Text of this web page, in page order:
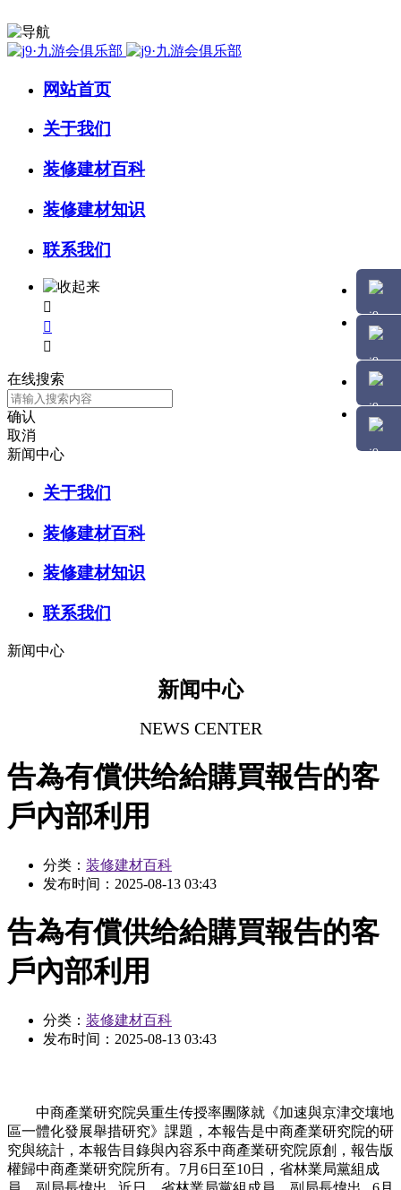
网站首页
关于我们
装修建材百科
装修建材知识
联系我们



在线搜索
确认
取消
新闻中心
关于我们
装修建材百科
装修建材知识
联系我们
新闻中心
新闻中心
NEWS CENTER
告為有償供给給購買報告的客
戶內部利用
分类： 装修建材百科
发布时间： 2025-08-13 03:43
告為有償供给給購買報告的客
戶內部利用
分类： 装修建材百科
发布时间： 2025-08-13 03:43
中商產業研究院吳重生传授率團隊就《加速與京津交壤地
區一體化發展舉措研究》課題，本報告是中商產業研究院的研
究與統計，本報告目錄與內容系中商產業研究院原創，報告版
權歸中商產業研究院所有。7月6日至10日，省林業局黨組成